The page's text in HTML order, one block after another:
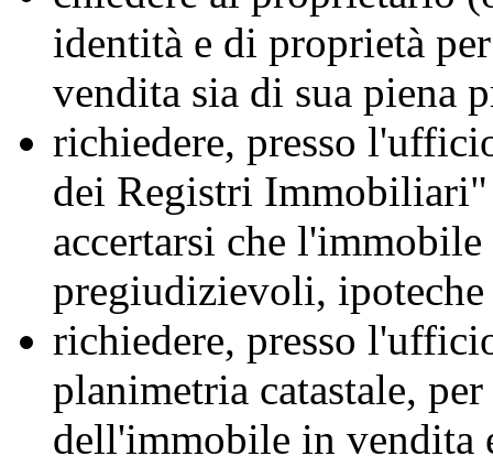
identità e di proprietà
vendita sia di sua piena
richiedere, presso
dei Registri
accertarsi che
pregiudizievoli,
richiedere, presso
planimetria catastale,
dell'immobile in vendita